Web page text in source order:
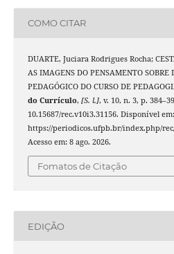
COMO CITAR
DUARTE, Juciara Rodrigues Rocha;
AS IMAGENS DO PENSAMENTO SOBRE
PEDAGÓGICO DO CURSO DE
do Currículo, [S. l.], v. 10, n. 3, p.
10.15687/rec.v10i3.31156. Disponível em:
https://periodicos.ufpb.br/index.php/
Acesso em: 8 ago. 2026.
Fomatos de Citação
EDIÇÃO